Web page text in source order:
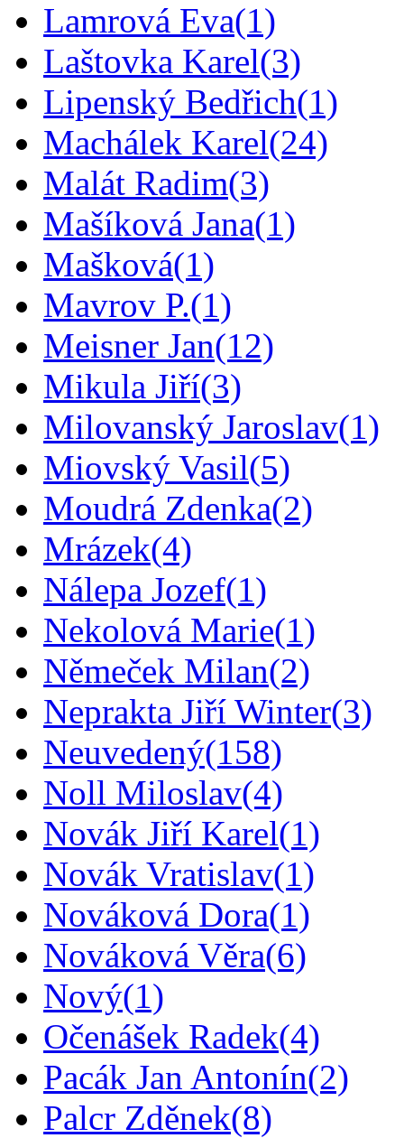
Lamrová Eva(1)
Laštovka Karel(3)
Lipenský Bedřich(1)
Machálek Karel(24)
Malát Radim(3)
Mašíková Jana(1)
Mašková(1)
Mavrov P.(1)
Meisner Jan(12)
Mikula Jiří(3)
Milovanský Jaroslav(1)
Miovský Vasil(5)
Moudrá Zdenka(2)
Mrázek(4)
Nálepa Jozef(1)
Nekolová Marie(1)
Němeček Milan(2)
Neprakta Jiří Winter(3)
Neuvedený(158)
Noll Miloslav(4)
Novák Jiří Karel(1)
Novák Vratislav(1)
Nováková Dora(1)
Nováková Věra(6)
Nový(1)
Očenášek Radek(4)
Pacák Jan Antonín(2)
Palcr Zděnek(8)